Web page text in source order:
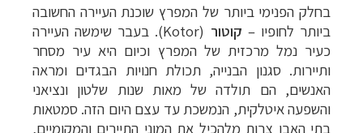
בחלק הפנימי ביותר של המפרץ שוכנת העיירה החשובה
ביותר לחופיו – קוטור (
Kotor
). בעבר שימשה העיירה
כעיר נמל מרכזית של המפרץ וכיום היא עיר מסחר
ותיירות. סגנון הבנייה, תכולת חנויות הבגדים ומראה
האנשים, הם תולדה של מאות שנות שלטון ונציאני
והשפעה איטלקית, הנמשכת עד עצם היום הזה. סמטאות
בתי האבן צרות מלהכיל את המוני התיירים והמקומיים,